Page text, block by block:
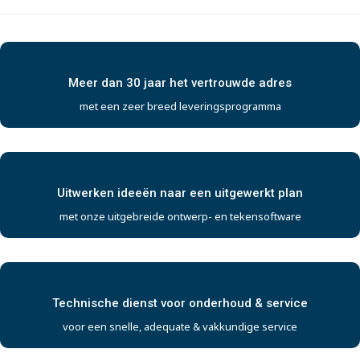
Meer dan 30 jaar het vertrouwde adres
met een zeer breed leveringsprogramma
Uitwerken ideeën naar een uitgewerkt plan
met onze uitgebreide ontwerp- en tekensoftware
Technische dienst voor onderhoud & service
voor een snelle, adequate & vakkundige service